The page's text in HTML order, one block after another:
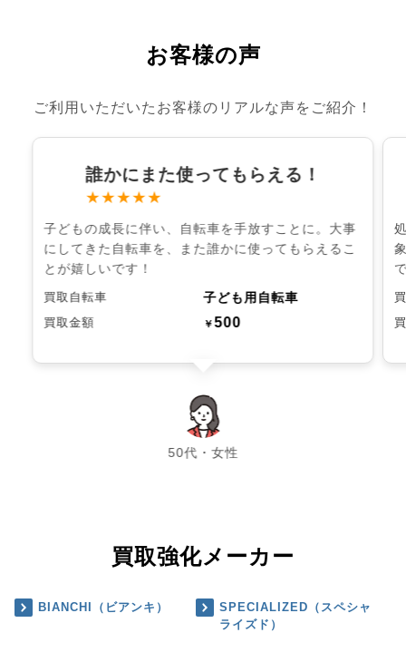
お客様の声
ご利用いただいたお客様のリアルな声をご紹介！
誰かにまた使ってもらえる！
★★★★★
子どもの成長に伴い、自転車を手放すことに。大事
にしてきた自転車を、また誰かに使ってもらえるこ
とが嬉しいです！
買取自転車 子ども用自転車
買取金額 ￥500
50代・女性
chevron_left chevron_right
買取強化メーカー
BIANCHI（ビアンキ）
SPECIALIZED（スペシャ
ライズド）